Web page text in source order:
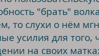
"брать"
то слухи о нём
усилия для того,
на своих